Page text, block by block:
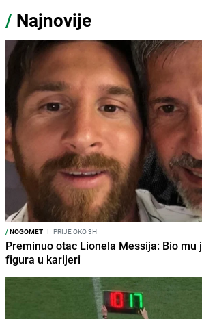
/ Najnovije
/NOGOMET I PRIJE OKO 3H
Preminuo otac Lionela Messija: Bio mu
figura u karijeri